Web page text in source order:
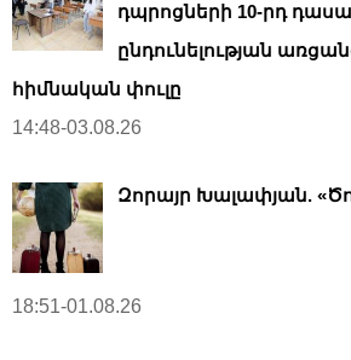
դպրոցների 10-րդ
ընդունելության
հիմնական փուլը
14:48-03.08.26
Զորայր Խալափյան.
18:51-01.08.26